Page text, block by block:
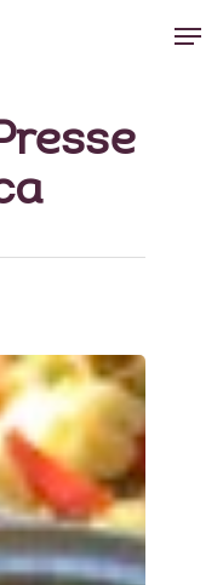
to close